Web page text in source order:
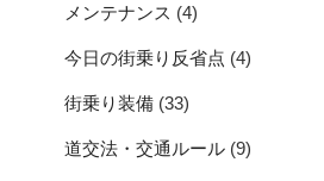
メンテナンス (4)
今日の街乗り反省点 (4)
街乗り装備 (33)
道交法・交通ルール (9)